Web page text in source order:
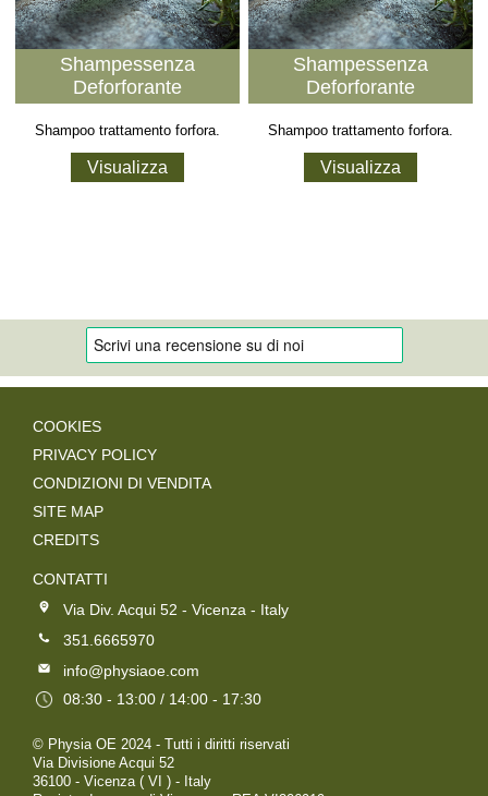
Shampessenza
Deforforante
Shampoo trattamento forfora.
Visualizza
Shampessenza
Deforforante
Shampoo trattamento forfora.
Visualizza
COOKIES
PRIVACY POLICY
CONDIZIONI DI VENDITA
SITE MAP
CREDITS
CONTATTI
Via Div. Acqui 52 - Vicenza - Italy
351.6665970
info@physiaoe.com
08:30 - 13:00 / 14:00 - 17:30
© Physia OE 2024 - Tutti i diritti riservati
Via Divisione Acqui 52
36100 - Vicenza ( VI ) - Italy